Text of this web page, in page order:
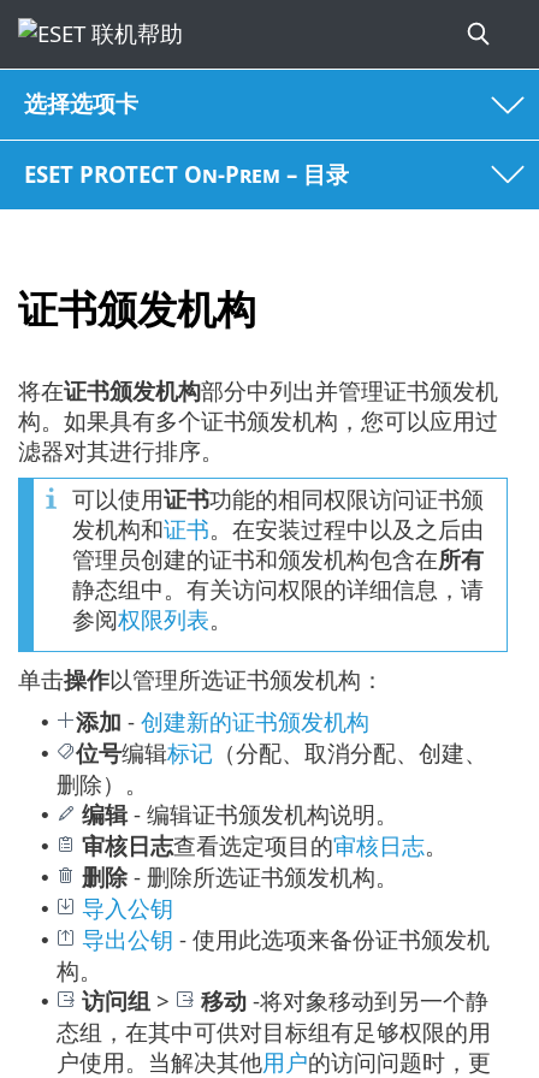
选择选项卡
ESET PROTECT On-Prem – 目录
证书颁发机构
将在证书颁发机构部分中列出并管理证书颁发机
构。如果具有多个证书颁发机构，您可以应用过
滤器对其进行排序。
可以使用证书功能的相同权限访问证书颁
发机构和证书。在安装过程中以及之后由
管理员创建的证书和颁发机构包含在所有
静态组中。有关访问权限的详细信息，请
参阅权限列表。
单击操作以管理所选证书颁发机构：
• 添加 - 创建新的证书颁发机构
• 位号编辑标记 （分配、取消分配、创建、
删除）。
• 编辑- 编辑证书颁发机构说明。
• 审核日志查看选定项目的审核日志。
• 删除 - 删除所选证书颁发机构。
• 导入公钥
• 导出公钥 - 使用此选项来备份证书颁发机
构。
• 访问组 > 移动 -将对象移动到另一个静
态组，在其中可供对目标组有足够权限的用
户使用。当解决其他用户的访问问题时，更